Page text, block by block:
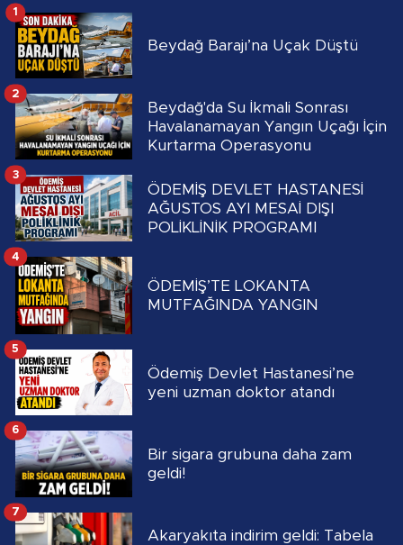
Beydağ Barajı’na Uçak Düştü
1
Beydağ'da Su İkmali Sonrası
Havalanamayan Yangın Uçağı İçin
Kurtarma Operasyonu
2
ÖDEMİŞ DEVLET HASTANESİ
AĞUSTOS AYI MESAİ DIŞI
POLİKLİNİK PROGRAMI
3
ÖDEMİŞ’TE LOKANTA
MUTFAĞINDA YANGIN
4
Ödemiş Devlet Hastanesi’ne
yeni uzman doktor atandı
5
Bir sigara grubuna daha zam
geldi!
6
Akaryakıta indirim geldi: Tabela
7